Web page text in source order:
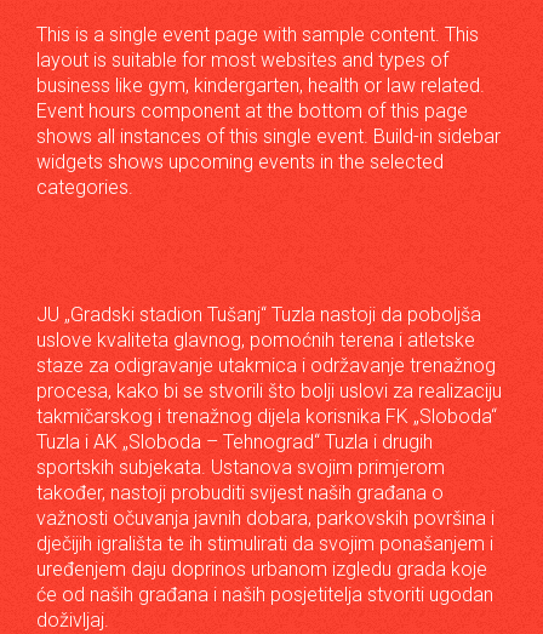
This is a single event page with sample content. This
layout is suitable for most websites and types of
business like gym, kindergarten, health or law related.
Event hours component at the bottom of this page
shows all instances of this single event. Build-in sidebar
widgets shows upcoming events in the selected
categories.
JU „Gradski stadion Tušanj“ Tuzla nastoji da poboljša
uslove kvaliteta glavnog, pomoćnih terena i atletske
staze za odigravanje utakmica i održavanje trenažnog
procesa, kako bi se stvorili što bolji uslovi za realizaciju
takmičarskog i trenažnog dijela korisnika FK „Sloboda“
Tuzla i AK „Sloboda – Tehnograd“ Tuzla i drugih
sportskih subjekata. Ustanova svojim primjerom
također, nastoji probuditi svijest naših građana o
važnosti očuvanja javnih dobara, parkovskih površina i
dječijih igrališta te ih stimulirati da svojim ponašanjem i
uređenjem daju doprinos urbanom izgledu grada koje
će od naših građana i naših posjetitelja stvoriti ugodan
doživljaj.